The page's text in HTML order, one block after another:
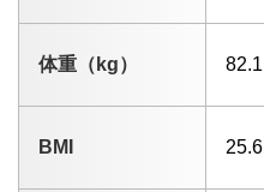
体重（kg） 82.1
BMI 25.6